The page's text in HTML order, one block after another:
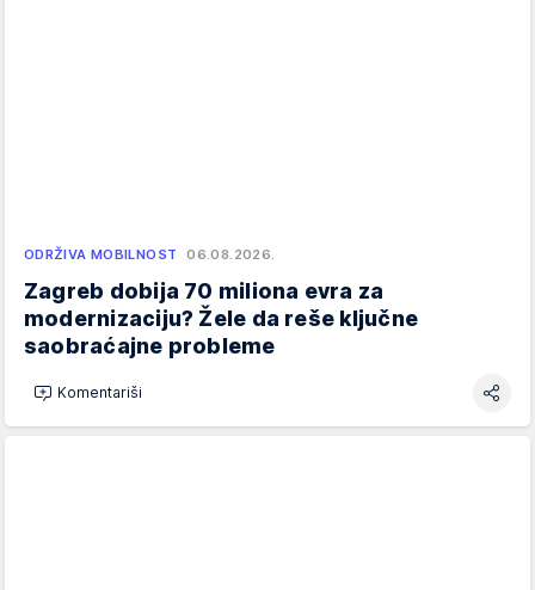
ODRŽIVA MOBILNOST 06.08.2026.
Zagreb dobija 70 miliona evra za
modernizaciju? Žele da reše ključne
saobraćajne probleme
Komentariši